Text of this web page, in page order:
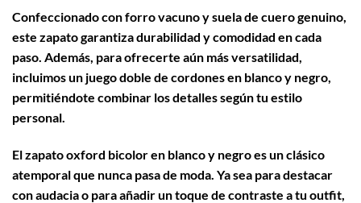
Confeccionado con forro vacuno y suela de cuero genuino,
este zapato garantiza durabilidad y comodidad en cada
paso. Además, para ofrecerte aún más versatilidad,
incluimos un juego doble de cordones en blanco y negro,
permitiéndote combinar los detalles según tu estilo
personal.
Elzapato oxford bicolor en blanco y negroes un clásico
atemporal que nunca pasa de moda. Ya sea para destacar
con audacia o para añadir un toque de contraste a tu outfit,